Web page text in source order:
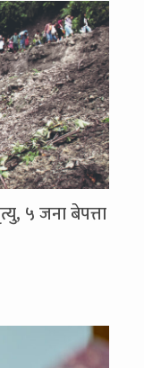
५ जना बेपत्ता